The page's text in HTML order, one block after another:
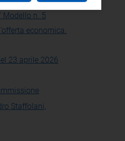
Modello n. 5
economica.
23 aprile 2026
Staffolani,